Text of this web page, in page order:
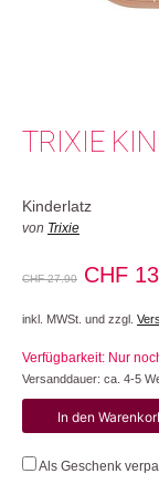
TRIXIE
Kinderlatz
von Trixie
CHF27.90
CHF
CHF
inkl. MWSt. und zzgl.
Verfügbarkeit: Nur
Versanddauer: ca. 4-5
Katze
Menge
In den
Als Geschenk